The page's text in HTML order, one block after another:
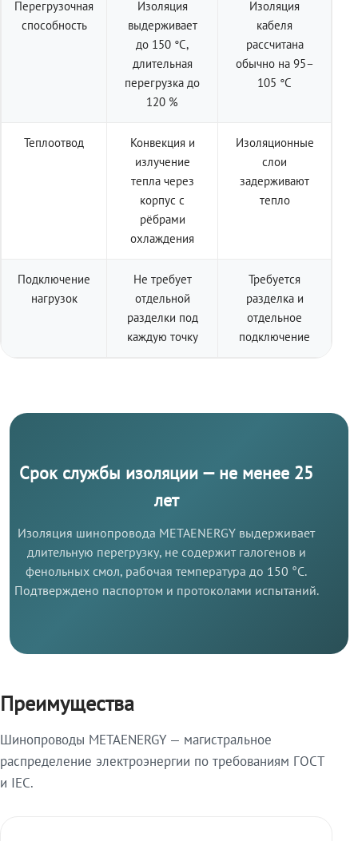
Перегрузочная
способность
Изоляция
выдерживает
до 150 °C,
длительная
перегрузка до
120 %
Изоляция
кабеля
рассчитана
обычно на 95–
105 °C
Теплоотвод
Конвекция и
излучение
тепла через
корпус с
рёбрами
охлаждения
Изоляционные
слои
задерживают
тепло
Подключение
нагрузок
Не требует
отдельной
разделки под
каждую точку
Требуется
разделка и
отдельное
подключение
Срок службы изоляции — не менее 25
лет
Изоляция шинопровода METAENERGY выдерживает
длительную перегрузку, не содержит галогенов и
фенольных смол, рабочая температура до 150 °C.
Подтверждено паспортом и протоколами испытаний.
Преимущества
Шинопроводы METAENERGY — магистральное
распределение электроэнергии по требованиям ГОСТ
и IEC.